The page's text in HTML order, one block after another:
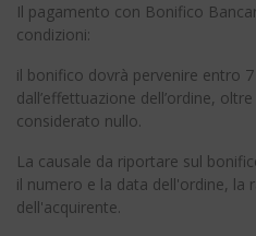
Il pagamento con Bonifico
condizioni:
il bonifico dovrà pervenire entro
dall’effettuazione dell’ordine,
considerato nullo.
La causale da riportare sul
il numero e la data dell'ordine, la
dell'acquirente.